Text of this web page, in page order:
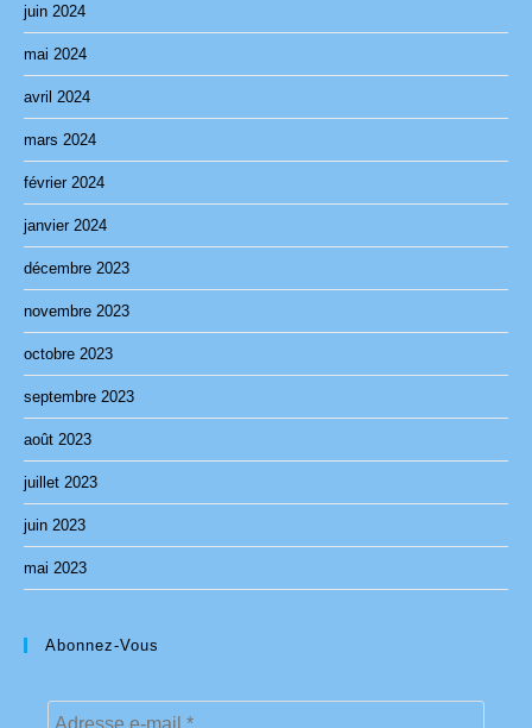
juin 2024
mai 2024
avril 2024
mars 2024
février 2024
janvier 2024
décembre 2023
novembre 2023
octobre 2023
septembre 2023
août 2023
juillet 2023
juin 2023
mai 2023
Abonnez-Vous